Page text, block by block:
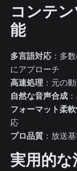
コンテ
能
多言語対応 ：多
にアプローチ
高速処理 ：元の
自然な音声合成
フォーマット柔
応
プロ品質 ：放送
実用的な